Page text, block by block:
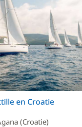
en Croatie
(Croatie)